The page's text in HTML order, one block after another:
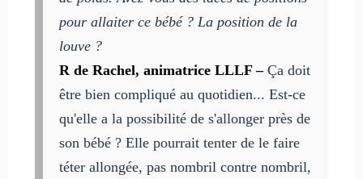
pour allaiter ce bébé ? La position de la
louve ?
R de Rachel, animatrice LLLF –Ça doit
être bien compliqué au quotidien... Est-ce
qu'elle a la possibilité de s'allonger près de
son bébé ? Elle pourrait tenter de le faire
téter allongée, pas nombril contre nombril,